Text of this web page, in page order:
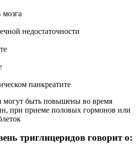
мозга
недостаточности
панкреатите
могут быть повышены во время
при приеме половых гормонов или
триглицеридов говорит о: